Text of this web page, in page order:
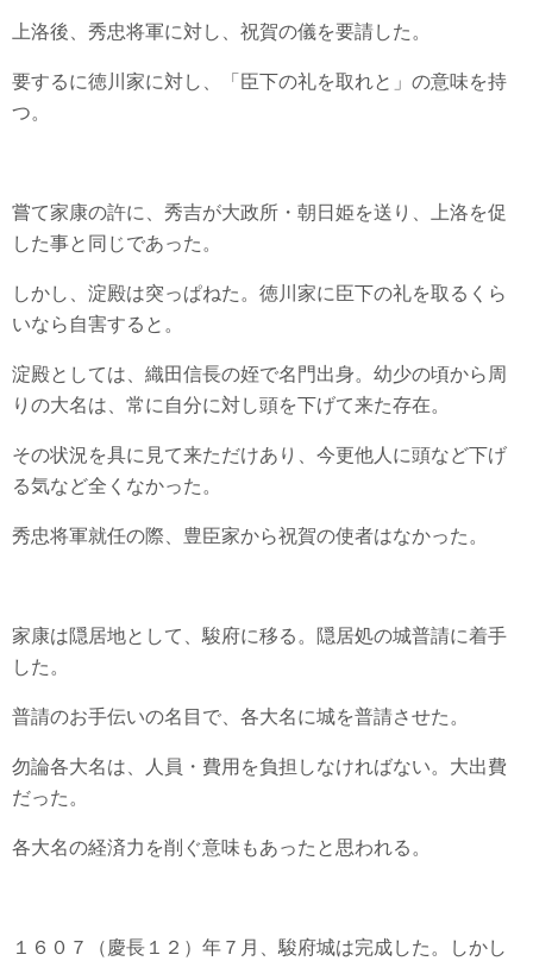
上洛後、秀忠将軍に対し、祝賀の儀を要請した。
要するに徳川家に対し、「臣下の礼を取れと」の意味を持
つ。
嘗て家康の許に、秀吉が大政所・朝日姫を送り、上洛を促
した事と同じであった。
しかし、淀殿は突っぱねた。徳川家に臣下の礼を取るくら
いなら自害すると。
淀殿としては、織田信長の姪で名門出身。幼少の頃から周
りの大名は、常に自分に対し頭を下げて来た存在。
その状況を具に見て来ただけあり、今更他人に頭など下げ
る気など全くなかった。
秀忠将軍就任の際、豊臣家から祝賀の使者はなかった。
家康は隠居地として、駿府に移る。隠居処の城普請に着手
した。
普請のお手伝いの名目で、各大名に城を普請させた。
勿論各大名は、人員・費用を負担しなければない。大出費
だった。
各大名の経済力を削ぐ意味もあったと思われる。
１６０７（慶長１２）年７月、駿府城は完成した。しかし